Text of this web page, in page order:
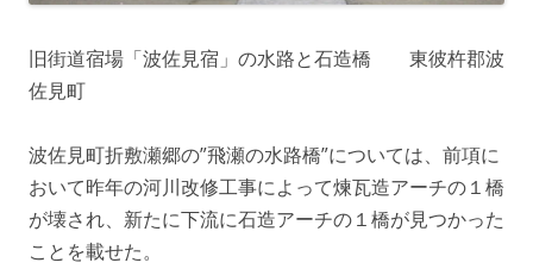
旧街道宿場「波佐見宿」の水路と石造橋 東彼杵郡波
佐見町
波佐見町折敷瀬郷の”飛瀬の水路橋”については、前項に
おいて昨年の河川改修工事によって煉瓦造アーチの１橋
が壊され、新たに下流に石造アーチの１橋が見つかった
ことを載せた。